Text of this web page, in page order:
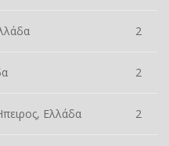
2
2
Ελλάδα 2